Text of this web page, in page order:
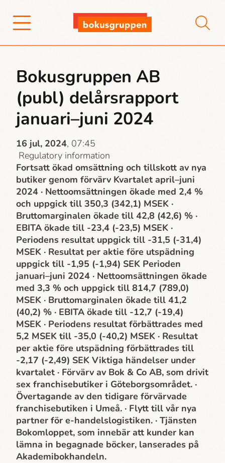
Bokusgruppen AB
(publ) delårsrapport
januari–juni 2024
16 jul, 2024, 07:45
Regulatory information
Fortsatt ökad omsättning och tillskott av nya
butiker genom förvärv Kvartalet april–juni
2024 · Nettoomsättningen ökade med 2,4 %
och uppgick till 350,3 (342,1) MSEK ·
Bruttomarginalen ökade till 42,8 (42,6) % ·
EBITA ökade till -23,4 (-23,5) MSEK ·
Periodens resultat uppgick till -31,5 (-31,4)
MSEK · Resultat per aktie före utspädning
uppgick till -1,95 (-1,94) SEK Perioden
januari–juni 2024 · Nettoomsättningen ökade
med 3,3 % och uppgick till 814,7 (789,0)
MSEK · Bruttomarginalen ökade till 41,2
(40,2) % · EBITA ökade till -12,7 (-19,4)
MSEK · Periodens resultat förbättrades med
5,2 MSEK till -35,0 (-40,2) MSEK · Resultat
per aktie före utspädning förbättrades till
-2,17 (-2,49) SEK Viktiga händelser under
kvartalet · Förvärv av Bok & Co AB, som drivit
sex franchisebutiker i Göteborgsområdet. ·
Övertagande av den tidigare förvärvade
franchisebutiken i Umeå. · Flytt till vår nya
partner för e-handelslogistiken. · Tjänsten
Bokomloppet, som innebär att kunder kan
lämna in begagnade böcker, lanserades på
Akademi­bokhandeln.